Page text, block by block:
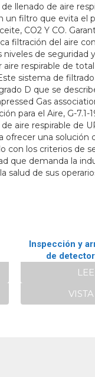
llenado de aire
un filtro que evita el
CO2 Y CO.
filtración del aire
niveles de seguridad
aire respirable de
sistema de
D que se
Gas
para el Aire, G-7.1-
aire respirable de
ofrecer una solución
con los criterios de
que demanda la
salud de sus
Inspección y
de